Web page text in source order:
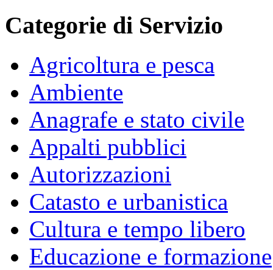
Categorie di Servizio
Agricoltura e pesca
Ambiente
Anagrafe e stato civile
Appalti pubblici
Autorizzazioni
Catasto e urbanistica
Cultura e tempo libero
Educazione e formazione